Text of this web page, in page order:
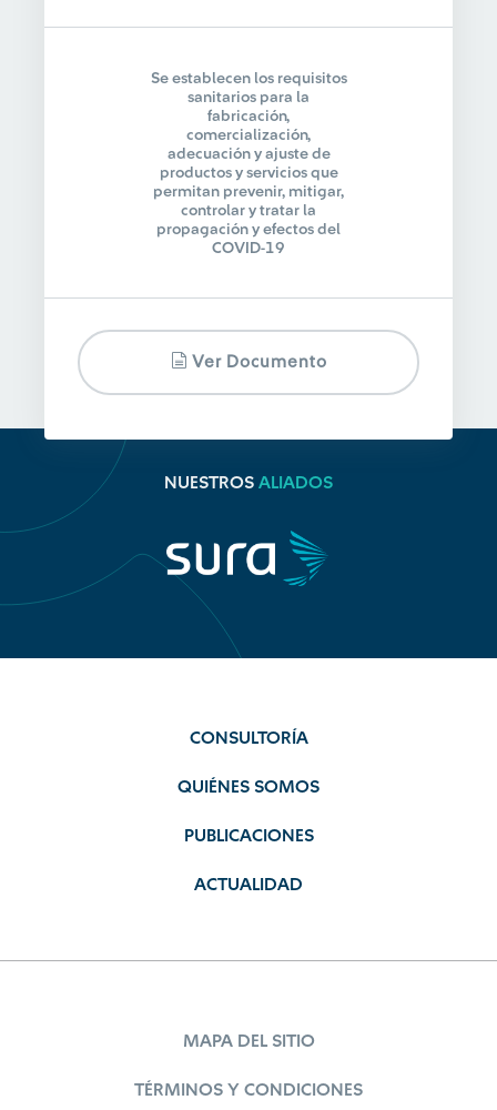
Se establecen los requisitos
sanitarios para la
fabricación,
comercialización,
adecuación y ajuste de
productos y servicios que
permitan prevenir, mitigar,
controlar y tratar la
propagación y efectos del
COVID-19
Ver Documento
NUESTROS ALIADOS
CONSULTORÍA
QUIÉNES SOMOS
PUBLICACIONES
ACTUALIDAD
MAPA DEL SITIO
TÉRMINOS Y CONDICIONES